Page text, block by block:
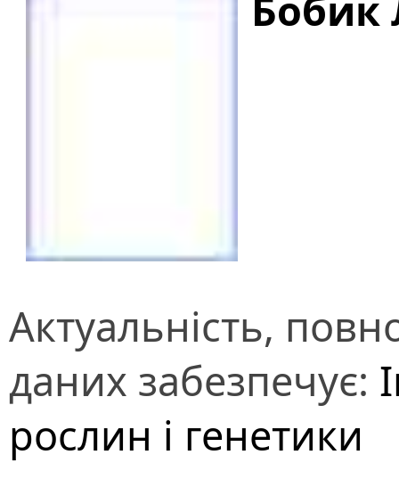
Актуальність,
даних забезпечує:
рослин і генетики